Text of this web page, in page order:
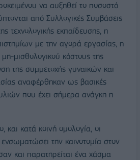
να αυξηθεί το ποσοστό
από Συλλογικές Συμβάσεις
τεχνολογικής εκπαίδευσης, η
με την αγορά εργασίας, η
μισθολογικού κόστους της
της συμμετοχής γυναικών και
αναφέρθηκαν ως βασικές
που έχει σήμερα ανάγκη η
και κατά κοινή ομολογία, οι
ενσωματώσει την καινοτομία στον
και παρατηρείται ένα χάσμα